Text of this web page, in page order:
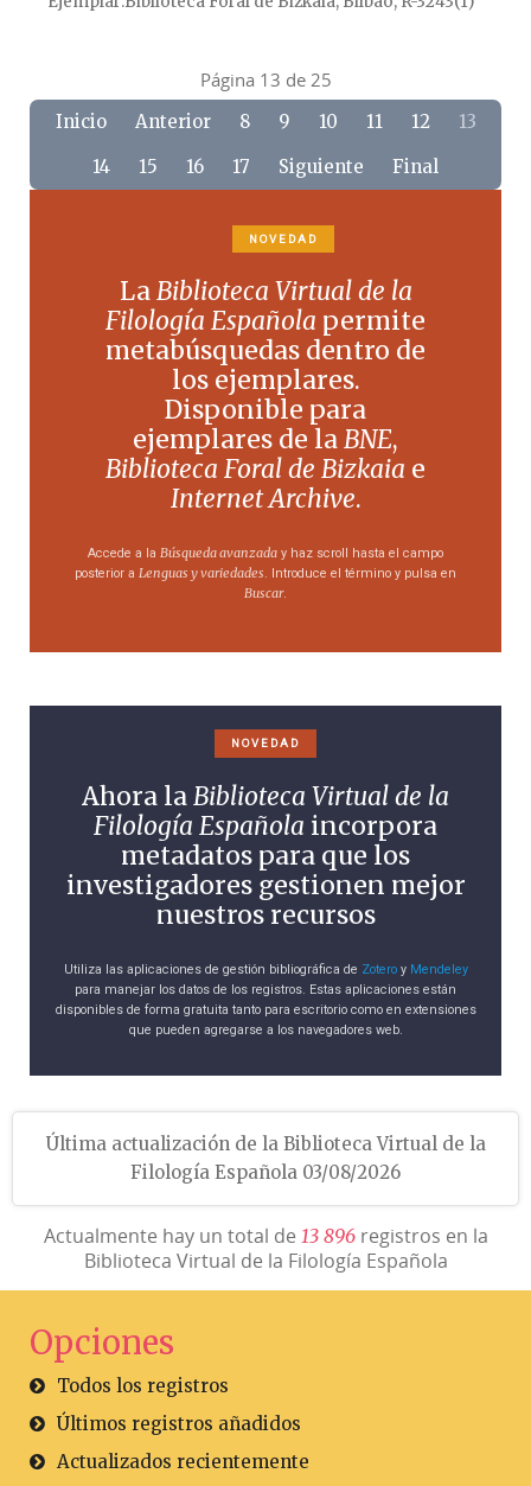
Página 13 de 25
Inicio Anterior 8 9 10 11 12
13
14
15 16 17 Siguiente Final
NOVEDAD
LaBiblioteca Virtual de la
Filología Española permite
metabúsquedas dentro de
los ejemplares.
Disponible para
ejemplares de laBNE,
Biblioteca Foral de Bizkaia e
Internet Archive.
Accede a la Búsqueda avanzada y haz scroll hasta el campo
posterior a Lenguas y variedades. Introduce el término y pulsa en
Buscar.
NOVEDAD
Ahora laBiblioteca Virtual de la
Filología Española incorpora
metadatos para que los
investigadores gestionen mejor
nuestros recursos
Utiliza las aplicaciones de gestión bibliográfica de Zoteroy Mendeley
para manejar los datos de los registros. Estas aplicaciones están
disponibles de forma gratuita tanto para escritorio como en extensiones
que pueden agregarse a los navegadores web.
Última actualización de la Biblioteca Virtual de la
Filología Española 03/08/2026
Actualmente hay un total de 13 896registros en la
Biblioteca Virtual de la Filología Española
Opciones
Todos los registros
Últimos registros añadidos
Actualizados recientemente